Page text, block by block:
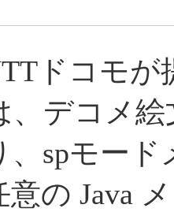
ドコモが
、デコメ絵
、spモー
の Java